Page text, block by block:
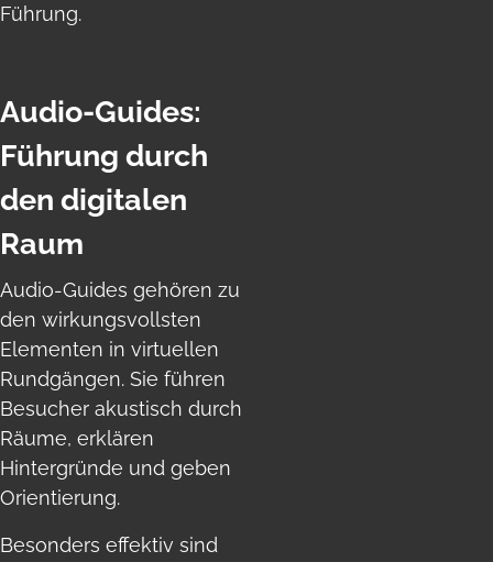
Führung.
Audio-Guides:
Führung durch
den digitalen
Raum
Audio-Guides gehören zu
den wirkungsvollsten
Elementen in virtuellen
Rundgängen. Sie führen
Besucher akustisch durch
Räume, erklären
Hintergründe und geben
Orientierung.
Besonders effektiv sind